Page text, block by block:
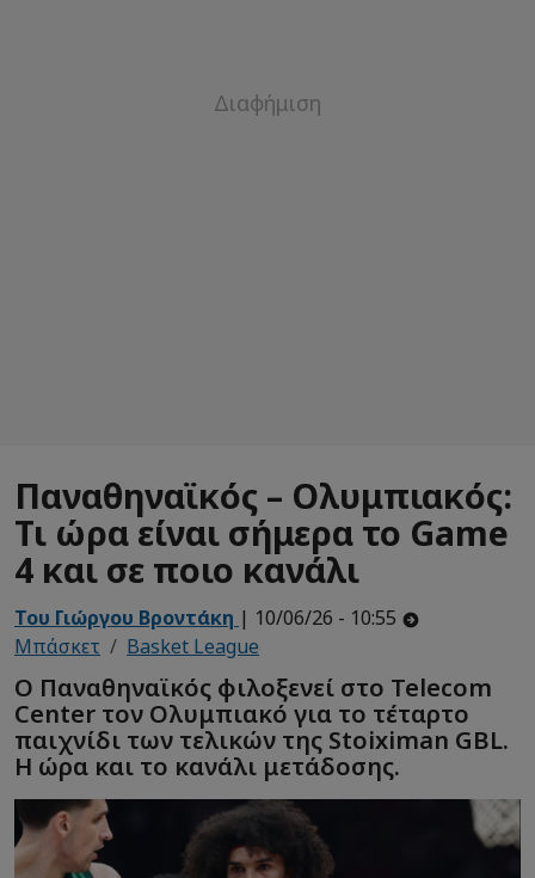
Παναθηναϊκός – Ολυμπιακός:
Τι ώρα είναι σήμερα το Game
4 και σε ποιο κανάλι
Του Γιώργου Βροντάκη | 10/06/26 - 10:55
Μπάσκετ
Basket League
Ο Παναθηναϊκός φιλοξενεί στο Telecom
Center τον Ολυμπιακό για το τέταρτο
παιχνίδι των τελικών της Stoiximan GBL.
Η ώρα και το κανάλι μετάδοσης.